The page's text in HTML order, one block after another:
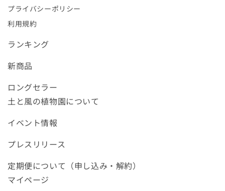
プライバシーポリシー
利用規約
ランキング
新商品
ロングセラー
土と風の植物園について
イベント情報
プレスリリース
定期便について（申し込み・解約）
マイページ